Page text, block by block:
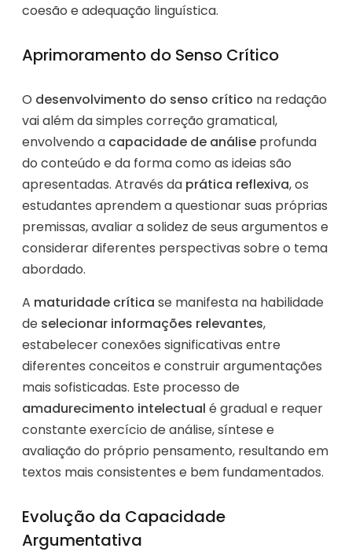
coesão e adequação linguística.
Aprimoramento do Senso Crítico
O desenvolvimento do senso crítico na redação
vai além da simples correção gramatical,
envolvendo a capacidade de análise profunda
do conteúdo e da forma como as ideias são
apresentadas. Através da prática reflexiva, os
estudantes aprendem a questionar suas próprias
premissas, avaliar a solidez de seus argumentos e
considerar diferentes perspectivas sobre o tema
abordado.
A maturidade crítica se manifesta na habilidade
de selecionar informações relevantes,
estabelecer conexões significativas entre
diferentes conceitos e construir argumentações
mais sofisticadas. Este processo de
amadurecimento intelectual é gradual e requer
constante exercício de análise, síntese e
avaliação do próprio pensamento, resultando em
textos mais consistentes e bem fundamentados.
Evolução da Capacidade
Argumentativa